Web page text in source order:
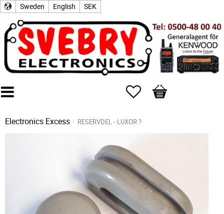
Sweden English SEK
Favorites
Basket
Electronics Excess RESERVDEL - LUXOR ?